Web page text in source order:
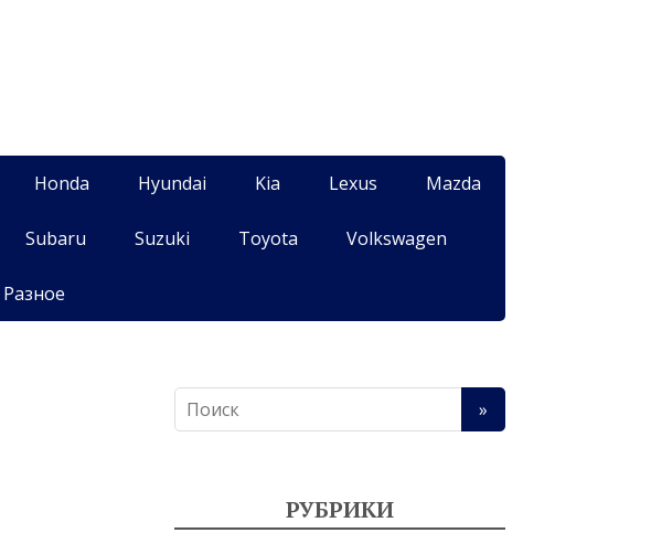
Honda Hyundai Kia Lexus Mazda
Subaru Suzuki Toyota Volkswagen
Разное
РУБРИКИ